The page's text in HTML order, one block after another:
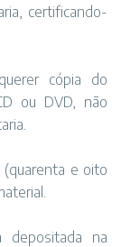
certificando-
cópia do
ou DVD, não
e oito
na